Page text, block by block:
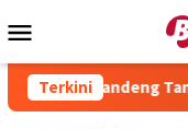
ke
Mobile
Terkini
Pecak Bandeng Tanpa